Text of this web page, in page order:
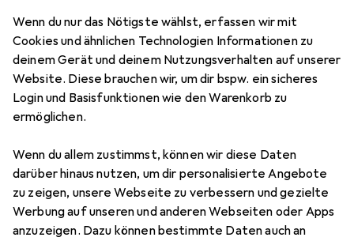
Wenn du nur das Nötigste wählst, erfassen wir mit
Cookies und ähnlichen Technologien Informationen zu
deinem Gerät und deinem Nutzungsverhalten auf unserer
Website. Diese brauchen wir, um dir bspw. ein sicheres
Login und Basisfunktionen wie den Warenkorb zu
ermöglichen.
Wenn du allem zustimmst, können wir diese Daten
darüber hinaus nutzen, um dir personalisierte Angebote
zu zeigen, unsere Webseite zu verbessern und gezielte
Werbung auf unseren und anderen Webseiten oder Apps
anzuzeigen. Dazu können bestimmte Daten auch an
5 Bilder
Jbo Gewinde-Gutlehrring
EUR
112,16
Bewertungen Marke
Mehr von Jbo